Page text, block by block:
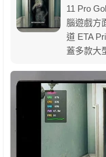
11 Pro
腦遊戲方
道 ETA
蓋多款大